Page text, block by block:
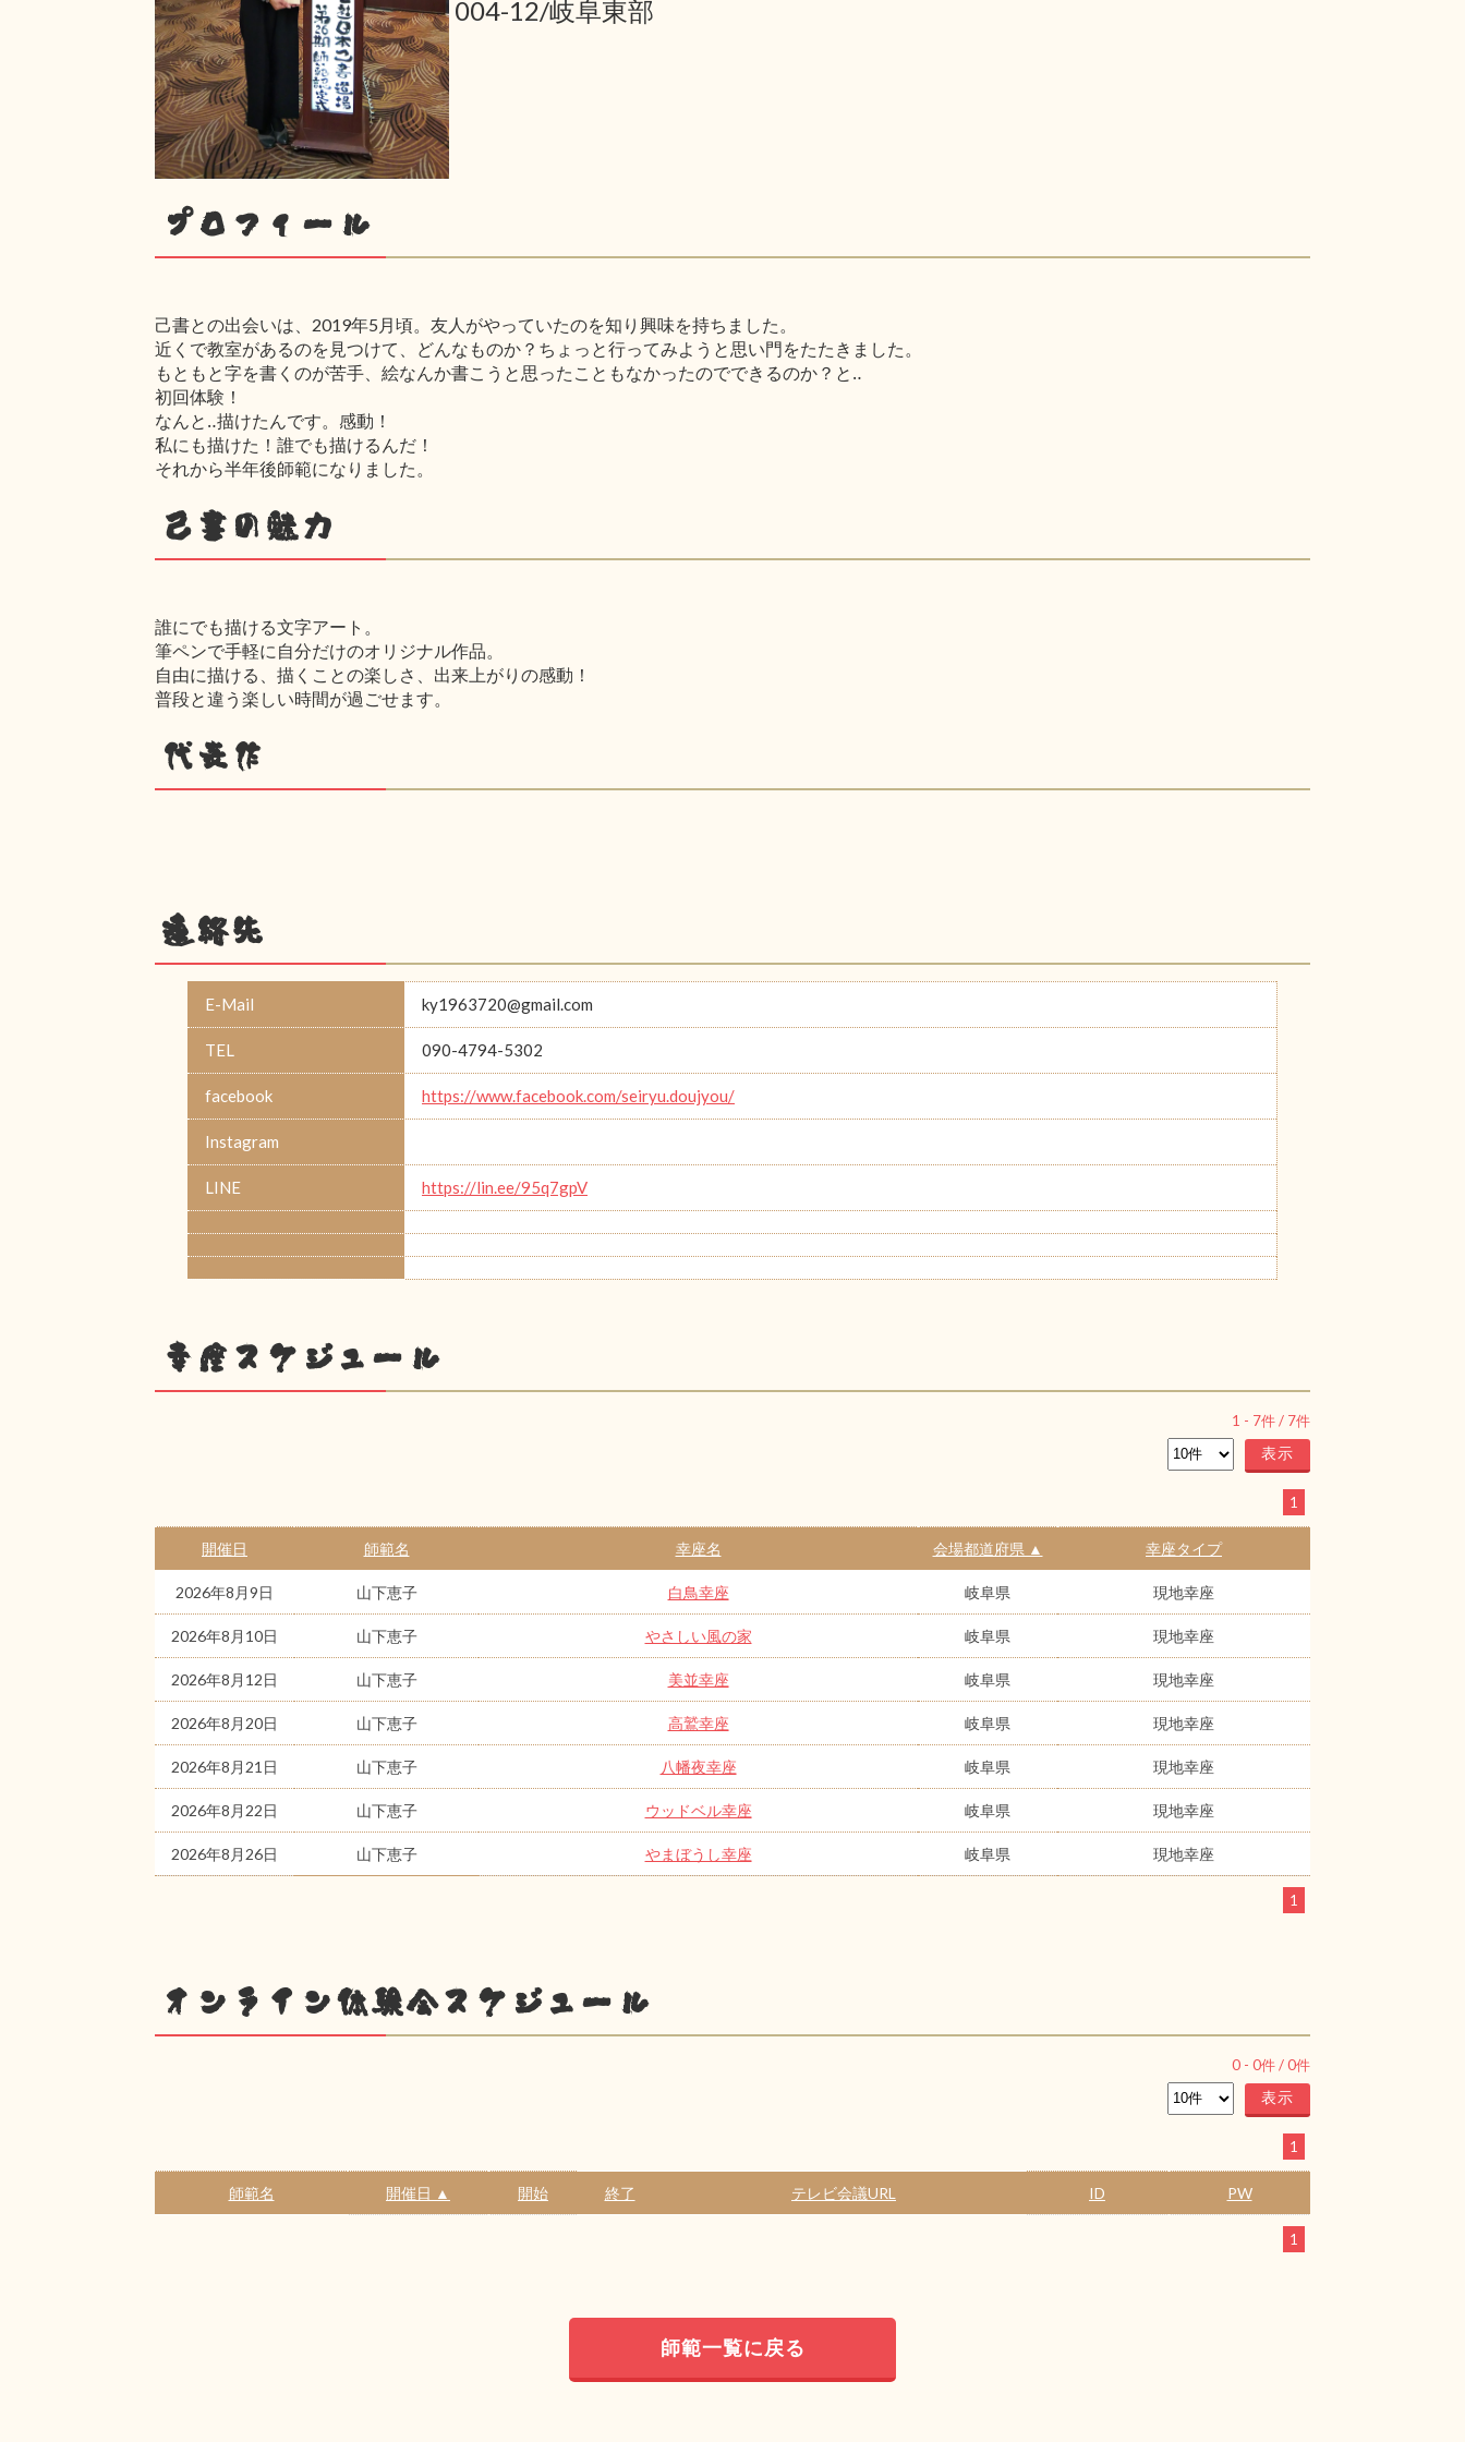
004-12/岐阜東部
プロフィール
己書との出会いは、2019年5月頃。友人がやっていたのを知り興味を持ちました。
近くで教室があるのを見つけて、どんなものか？ちょっと行ってみようと思い門をたたきました。
もともと字を書くのが苦手、絵なんか書こうと思ったこともなかったのでできるのか？と‥
初回体験！
なんと‥描けたんです。感動！
私にも描けた！誰でも描けるんだ！
それから半年後師範になりました。
己書の魅力
誰にでも描ける文字アート。
筆ペンで手軽に自分だけのオリジナル作品。
自由に描ける、描くことの楽しさ、出来上がりの感動！
普段と違う楽しい時間が過ごせます。
代表作
連絡先
E-Mail ky1963720@gmail.com
TEL 090-4794-5302
facebook https://www.facebook.com/seiryu.doujyou/
Instagram
LINE https://lin.ee/95q7gpV
幸座スケジュール
1 - 7件 / 7件
1
開催日 師範名 幸座名 会場都道府県 ▲ 幸座タイプ
2026年8月9日 山下恵子 白鳥幸座 岐阜県 現地幸座
2026年8月10日 山下恵子 やさしい風の家 岐阜県 現地幸座
2026年8月12日 山下恵子 美並幸座 岐阜県 現地幸座
2026年8月20日 山下恵子 高鷲幸座 岐阜県 現地幸座
2026年8月21日 山下恵子 八幡夜幸座 岐阜県 現地幸座
2026年8月22日 山下恵子 ウッドベル幸座 岐阜県 現地幸座
2026年8月26日 山下恵子 やまぼうし幸座 岐阜県 現地幸座
1
オンライン体験会スケジュール
0 - 0件 /0件
1
師範名 開催日 ▲ 開始 終了 テレビ会議URL ID PW
1
師範一覧に戻る